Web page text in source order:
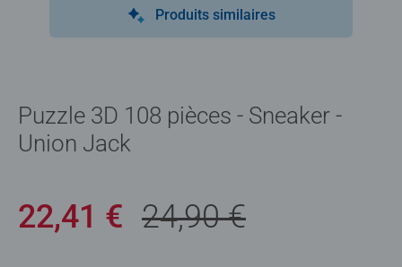
Produits similaires
Puzzle 3D 108 pièces - Sneaker -
Union Jack
22,41 € 24,90 €